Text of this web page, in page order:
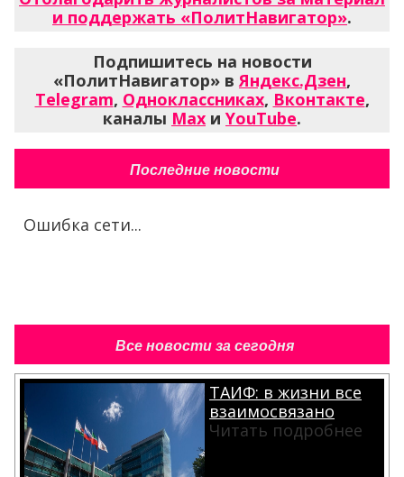
и поддержать «ПолитНавигатор».
Подпишитесь на новости
«ПолитНавигатор» вЯндекс.Дзен,
Telegram, Одноклассниках, Вконтакте,
каналы Max и YouTube.
Последние новости
Ошибка сети...
Все новости за сегодня
ТАИФ: в жизни все
взаимосвязано
Читать подробнее